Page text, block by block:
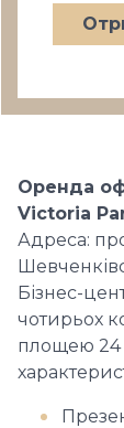
Оренда
Victoria
Адреса:
Бізнес-
чотирьох
площею 24